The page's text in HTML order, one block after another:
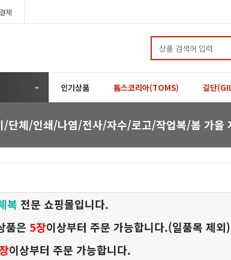
제
인기상품 톰스코리아(TOMS) 길단
/단체/인쇄/나염/전사/자수/로고/작업복/봄 가을
복 전문 쇼핑몰입니다.
품은 5장이상부터 주문 가능합니다.(일품목 제외)
이상부터 주문 가능합니다.